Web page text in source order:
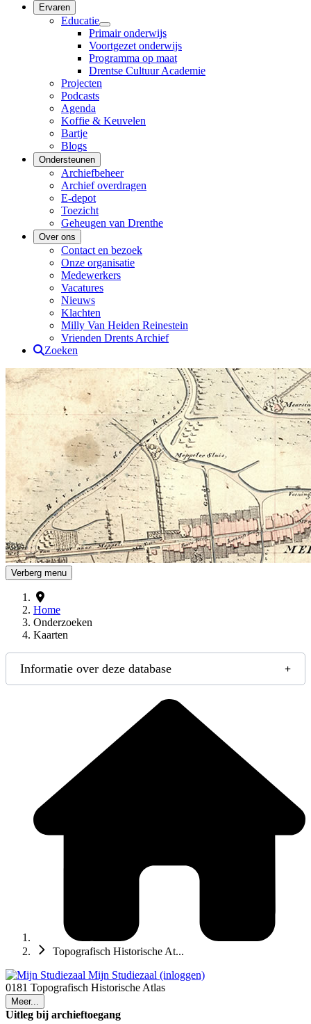
Ervaren
Educatie
Primair onderwijs
Voortgezet onderwijs
Programma op maat
Drentse Cultuur Academie
Projecten
Podcasts
Agenda
Koffie & Keuvelen
Bartje
Blogs
Ondersteunen
Archiefbeheer
Archief overdragen
E-depot
Toezicht
Geheugen van Drenthe
Over ons
Contact en bezoek
Onze organisatie
Medewerkers
Vacatures
Nieuws
Klachten
Milly Van Heiden Reinestein
Vrienden Drents Archief
Zoeken
Drents Archief
Verberg menu
Home
Onderzoeken
Kaarten
Informatie over deze database
Topografisch Historische At...
Mijn Studiezaal (inloggen)
0181 Topografisch Historische Atlas
Meer...
Uitleg bij archieftoegang